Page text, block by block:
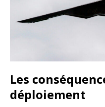
Les
déploiement